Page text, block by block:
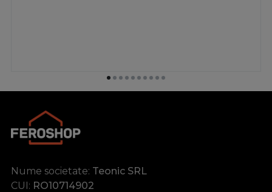
Nume societate: Teonic SRL
CUI: RO10714902